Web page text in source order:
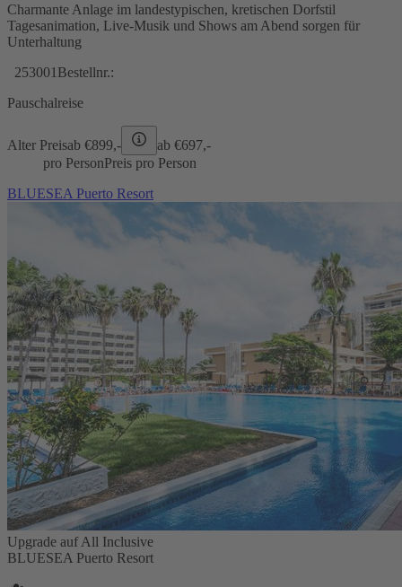
Charmante Anlage im landestypischen, kretischen Dorfstil
Tagesanimation, Live-Musik und Shows am Abend sorgen für
Unterhaltung
253001 Bestellnr.:
Pauschalreise
Alter Preisab €899,- ab €697,-
pro PersonPreis pro Person
BLUESEA Puerto Resort
Upgrade auf All Inclusive
BLUESEA Puerto Resort